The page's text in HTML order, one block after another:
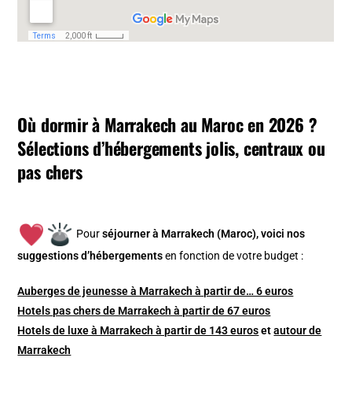
Où dormir à Marrakech au Maroc en 2026 ?
Sélections d’hébergements jolis, centraux ou
pas chers
Pourséjourner à Marrakech (Maroc), voici nos
suggestions d’hébergements en fonction de votre budget :
Auberges de jeunesse à Marrakech à partir de… 6 euros
Hotels pas chers de Marrakech à partir de 67 euros
Hotels de luxe à Marrakech à partir de 143 eurosetautour de
Marrakech